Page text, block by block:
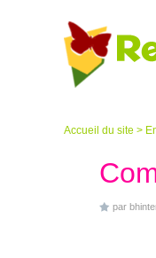
Accueil du site >
par